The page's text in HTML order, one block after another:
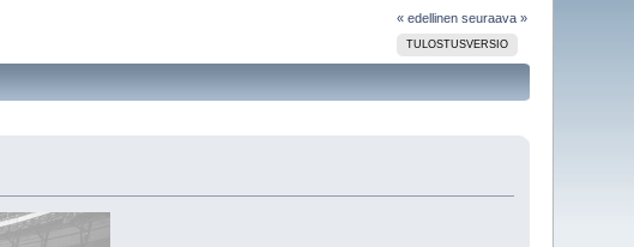
« edellinen seuraava »
TULOSTUSVERSIO